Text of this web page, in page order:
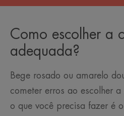
Como escolher a
adequada?
Bege rosado ou amarelo
cometer erros ao escolher
o que você precisa fazer é